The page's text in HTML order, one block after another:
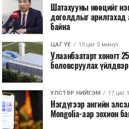
Шатахууны нөөцийг
доголдлыг арилгахад
байна
ЦАГ ҮЕ 15 цаг 5 минут
Улаанбаатарт хоногт
боловсруулах
УЛСТӨР НИЙГЭМ 17 цаг
Нэгдүгээр ангийн
Mongolia-аар зохион